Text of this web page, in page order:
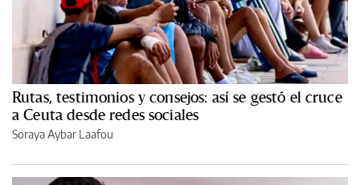
Rutas, testimonios y consejos: así se gestó el cruce
a Ceuta desde redes sociales
Soraya Aybar Laafou